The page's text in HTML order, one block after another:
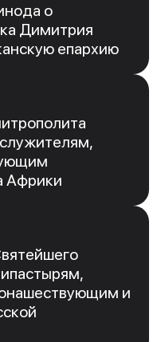
о
Димитрия
епархию
Африки
и